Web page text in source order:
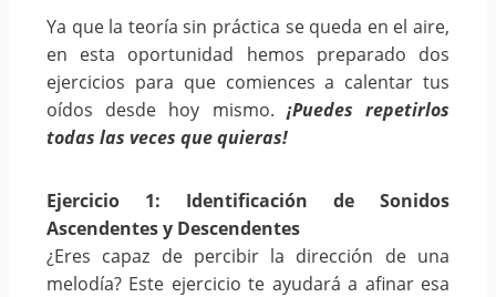
Ya que la teoría sin práctica se queda en el aire,
en esta oportunidad hemos preparado dos
ejercicios para que comiences a calentar tus
oídos desde hoy mismo. ¡Puedes repetirlos
todas las veces que quieras!
Ejercicio 1: Identificación de Sonidos
Ascendentes y Descendentes
¿Eres capaz de percibir la dirección de una
melodía? Este ejercicio te ayudará a afinar esa